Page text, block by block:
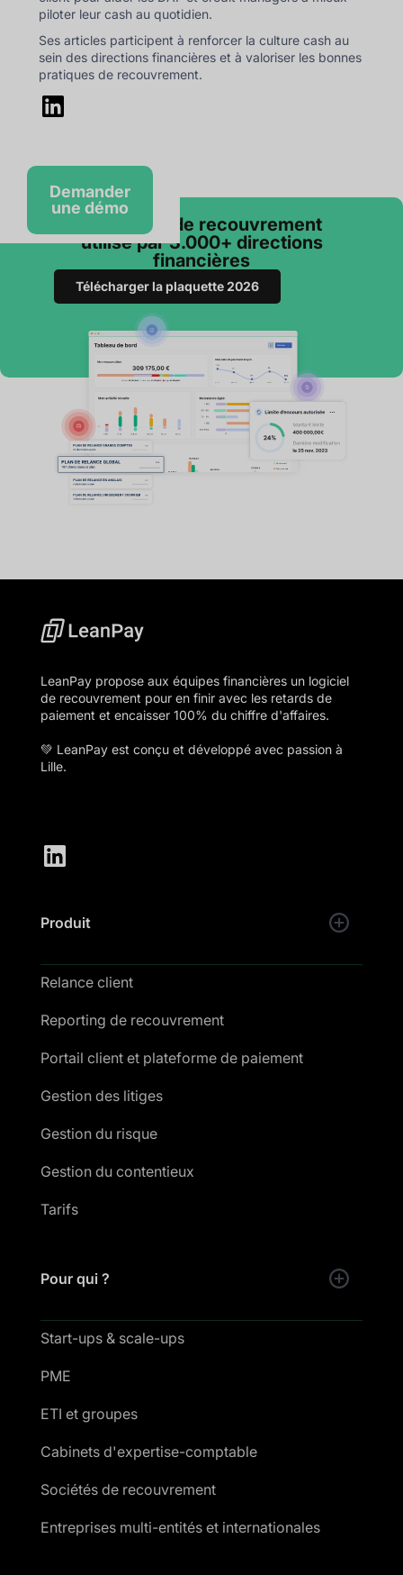
piloter leur cash au quotidien.
Ses articles participent à renforcer la culture cash au
sein des directions financières et à valoriser les bonnes
pratiques de recouvrement.
Demander
une démo
Le logiciel de recouvrement
utilisé par 3.000+ directions
financières
Télécharger la plaquette 2026
LeanPay propose aux équipes financières un logiciel
de recouvrement pour en finir avec les retards de
paiement et encaisser 100% du chiffre d'affaires.
💚 LeanPay est conçu et développé avec passion à
Lille.
Produit
Relance client
Reporting de recouvrement
Portail client et plateforme de paiement
Gestion des litiges
Gestion du risque
Gestion du contentieux
Tarifs
Pour qui ?
Start-ups & scale-ups
PME
ETI et groupes
Cabinets d'expertise-comptable
Sociétés de recouvrement
Entreprises multi-entités et internationales